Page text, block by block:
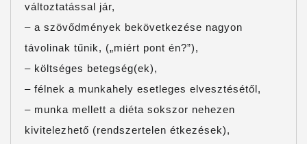
változtatással jár,
– a szövődmények bekövetkezése nagyon
távolinak tűnik, („miért pont én?”),
– költséges betegség(ek),
– félnek a munkahely esetleges elvesztésétől,
– munka mellett a diéta sokszor nehezen
kivitelezhető (rendszertelen étkezések),